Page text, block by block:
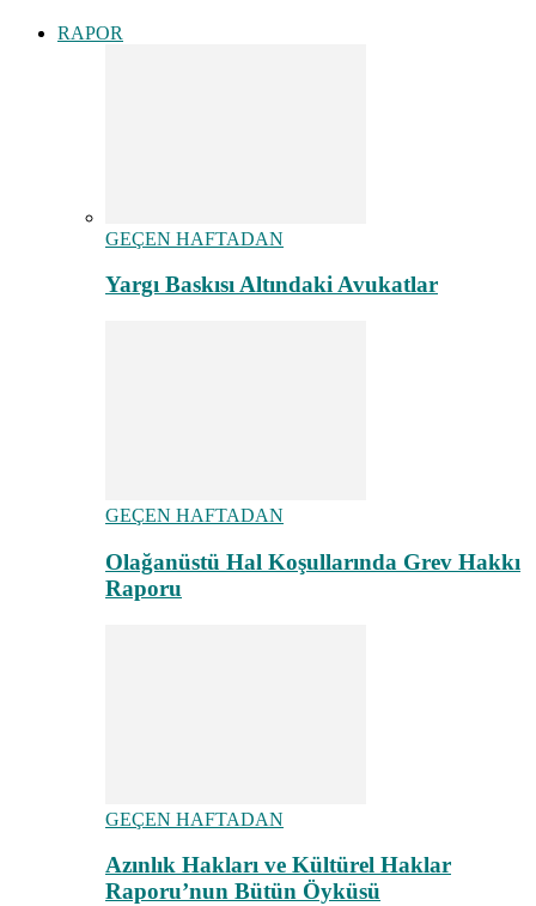
RAPOR
GEÇEN HAFTADAN
Yargı Baskısı Altındaki Avukatlar
GEÇEN HAFTADAN
Olağanüstü Hal Koşullarında Grev Hakkı
Raporu
GEÇEN HAFTADAN
Azınlık Hakları ve Kültürel Haklar
Raporu’nun Bütün Öyküsü